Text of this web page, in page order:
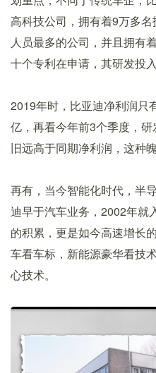
高科技公司，拥有着9万多
人员最多的公司，并且拥有
十个专利在申请，其研发投
2019年时，比亚迪净利润只
亿，再看今年前3个季度，
旧远高于同期净利润，这种
再有，当今智能化时代，半
迪早于汽车业务，2002年就
的积累，更是如今高速增长
车看车标，新能源豪华看技
心技术。